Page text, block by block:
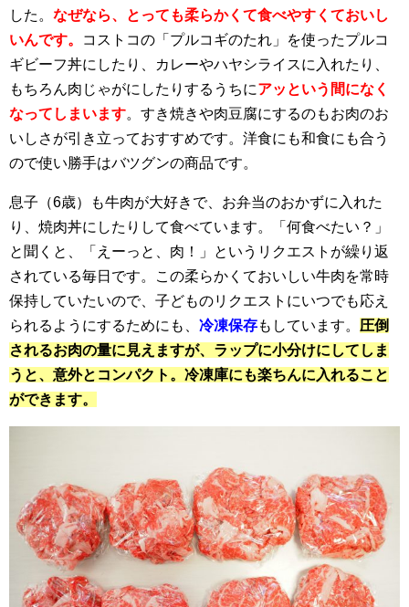
した。 なぜなら、とっても柔らかくて食べやすくておいし
いんです。
コストコの「プルコギのたれ」を使ったプルコ
ギビーフ丼にしたり、カレーやハヤシライスに入れたり、
もちろん肉じゃがにしたりするうちにアッという間になく
なってしまいます。すき焼きや肉豆腐にするのもお肉のお
いしさが引き立っておすすめです。洋食にも和食にも合う
ので使い勝手はバツグンの商品です。
息子（6歳）も牛肉が大好きで、お弁当のおかずに入れた
り、焼肉丼にしたりして食べています。「何食べたい？」
と聞くと、「えーっと、肉！」というリクエストが繰り返
されている毎日です。この柔らかくておいしい牛肉を常時
保持していたいので、子どものリクエストにいつでも応え
られるようにするためにも、 冷凍保存もしています。 圧倒
されるお肉の量に見えますが、ラップに小分けにしてしま
うと、意外とコンパクト。冷凍庫にも楽ちんに入れること
ができます。